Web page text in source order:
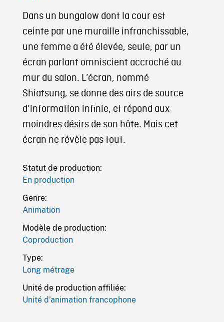
Dans un bungalow dont la cour est
ceinte par une muraille infranchissable,
une femme a été élevée, seule, par un
écran parlant omniscient accroché au
mur du salon. L’écran, nommé
Shiatsung, se donne des airs de source
d’information infinie, et répond aux
moindres désirs de son hôte. Mais cet
écran ne révèle pas tout.
Statut de production:
En production
Genre:
Animation
Modèle de production:
Coproduction
Type:
Long métrage
Unité de production affiliée:
Unité d’animation francophone